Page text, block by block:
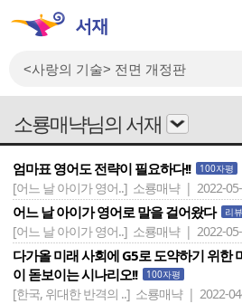
소룡매냑님의 서재
엄마표 영어도 전략이 필요하다!! 100자평
[어느 날 아이가 영어..] 소룡매냑 | 2022-05-
어느 날 아이가 영어로 말을 걸어왔다 리뷰
[어느 날 아이가 영어..] 소룡매냑 | 2022-
다가올 미래 사회에 G5로 도약하기 위한
이 돋보이는 시나리오!!
100자평
[한국, 위대한 반격의 ..] 소룡매냑 | 2022-